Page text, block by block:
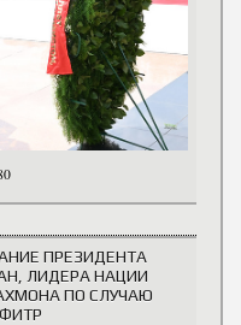
ПРЕЗИДЕНТА
ЛИДЕРА НАЦИИ
ПО СЛУЧАЮ